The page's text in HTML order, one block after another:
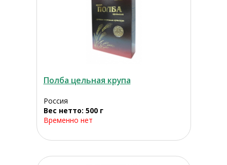
Полба цельная крупа
Россия
Вес нетто: 500 г
Временно нет